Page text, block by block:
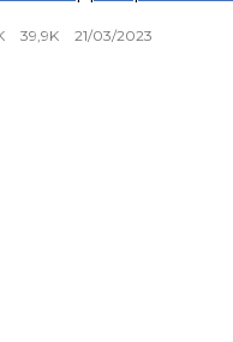
39,9K 21/03/2023